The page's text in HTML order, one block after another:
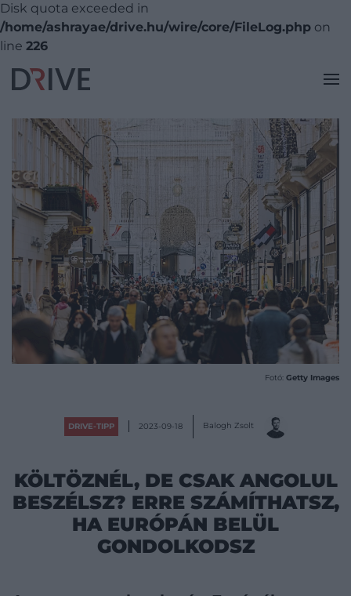
Disk quota exceeded in
/home/ashrayae/drive.hu/wire/core/FileLog.php on
line 226
Fotó: Getty Images
DRIVE-TIPP 2023-09-18 Balogh Zsolt
KÖLTÖZNÉL, DE CSAK ANGOLUL
BESZÉLSZ? ERRE SZÁMÍTHATSZ,
HA EURÓPÁN BELÜL
GONDOLKODSZ